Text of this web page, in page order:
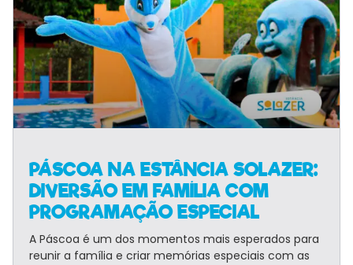
PÁSCOA NA ESTÂNCIA SOLAZER:
DIVERSÃO EM FAMÍLIA COM
PROGRAMAÇÃO ESPECIAL
A Páscoa é um dos momentos mais esperados para
reunir a família e criar memórias especiais com as